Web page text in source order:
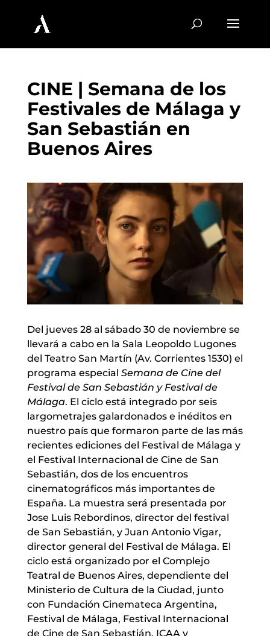
CINE | Semana de los
Festivales de Málaga y
San Sebastián en
Buenos Aires
Del jueves 28 al sábado 30 de noviembre se
llevará a cabo en la Sala Leopoldo Lugones
del Teatro San Martín (Av. Corrientes 1530) el
programa especial Semana de Cine del
Festival de San Sebastián y Festival de
Málaga. El ciclo está integrado por seis
largometrajes galardonados e inéditos en
nuestro país que formaron parte de las más
recientes ediciones del Festival de Málaga y
el Festival Internacional de Cine de San
Sebastián, dos de los encuentros
cinematográficos más importantes de
España. La muestra será presentada por
Jose Luis Rebordinos, director del festival
de San Sebastián, y Juan Antonio Vigar,
director general del Festival de Málaga. El
ciclo está organizado por el Complejo
Teatral de Buenos Aires, dependiente del
Ministerio de Cultura de la Ciudad, junto
con Fundación Cinemateca Argentina,
Festival de Málaga, Festival Internacional
de Cine de San Sebastián, ICAA y